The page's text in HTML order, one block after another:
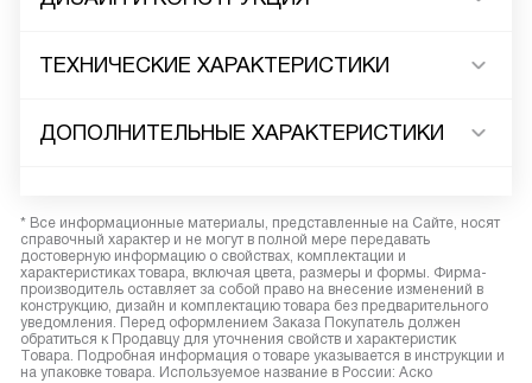
ТЕХНИЧЕСКИЕ ХАРАКТЕРИСТИКИ
ДОПОЛНИТЕЛЬНЫЕ ХАРАКТЕРИСТИКИ
* Все информационные материалы, представленные на Сайте, носят
справочный характер и не могут в полной мере передавать
достоверную информацию о свойствах, комплектации и
характеристиках товара, включая цвета, размеры и формы. Фирма-
производитель оставляет за собой право на внесение изменений в
конструкцию, дизайн и комплектацию товара без предварительного
уведомления. Перед оформлением Заказа Покупатель должен
обратиться к Продавцу для уточнения свойств и характеристик
Товара. Подробная информация о товаре указывается в инструкции и
на упаковке товара. Используемое название в России: Аско